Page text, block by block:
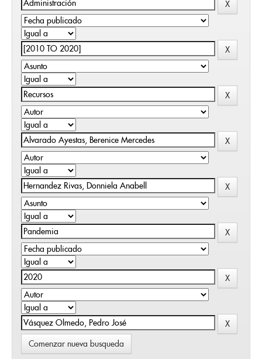
Comenzar nueva busqueda